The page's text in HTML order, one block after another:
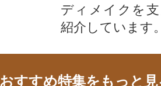
ディメイクを
紹介しています
おすすめ特集をもっと